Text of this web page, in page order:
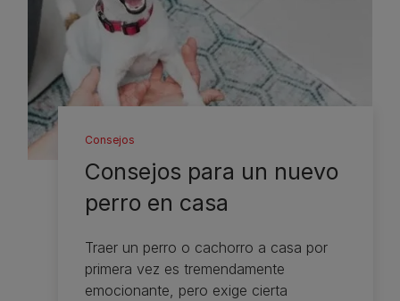
Consejos
Consejos para un nuevo
perro en casa
Traer un perro o cachorro a casa por
primera vez es tremendamente
emocionante, pero exige cierta